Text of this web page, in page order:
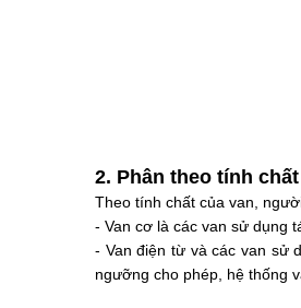
2. Phân theo tính
Theo tính chất của van,
- Van cơ là các van sử dụng
- Van điện từ và các van sử
ngưỡng cho phép, hệ thống